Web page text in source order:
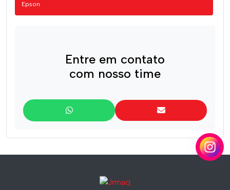
Epson
Entre em contato
com nosso time